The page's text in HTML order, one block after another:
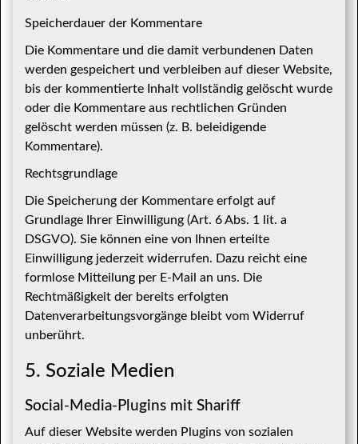
Speicherdauer der Kommentare
Die Kommentare und die damit verbundenen Daten
werden gespeichert und verbleiben auf dieser Website,
bis der kommentierte Inhalt vollständig gelöscht wurde
oder die Kommentare aus rechtlichen Gründen
gelöscht werden müssen (z. B. beleidigende
Kommentare).
Rechtsgrundlage
Die Speicherung der Kommentare erfolgt auf
Grundlage Ihrer Einwilligung (Art. 6 Abs. 1 lit. a
DSGVO). Sie können eine von Ihnen erteilte
Einwilligung jederzeit widerrufen. Dazu reicht eine
formlose Mitteilung per E-Mail an uns. Die
Rechtmäßigkeit der bereits erfolgten
Datenverarbeitungsvorgänge bleibt vom Widerruf
unberührt.
5. Soziale Medien
Social-Media-Plugins mit Shariff
Auf dieser Website werden Plugins von sozialen